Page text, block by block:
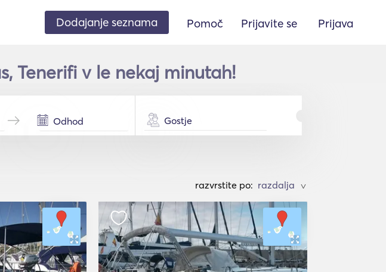
Dodajanje seznama Pomoč Prijavite se Prijava
Tenerifi v le nekaj minutah!
Gostje
razvrstite po: >